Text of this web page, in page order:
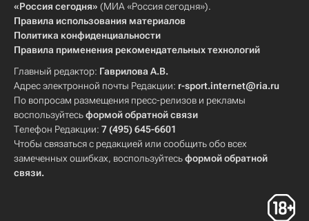
«Россия сегодня» (МИА «Россия сегодня»).
Правила использования материалов
Политика конфиденциальности
Правила применения рекомендательных технологий
Главный редактор: Гаврилова А.В.
Адрес электронной почты Редакции: r-sport.internet@ria.ru
По вопросам размещения пресс-релизов и рекламы
воспользуйтесьформой обратной связи
Телефон Редакции: 7 (495) 645-6601
Чтобы связаться с редакцией или сообщить обо всех
замеченных ошибках, воспользуйтесьформой обратной
связи.